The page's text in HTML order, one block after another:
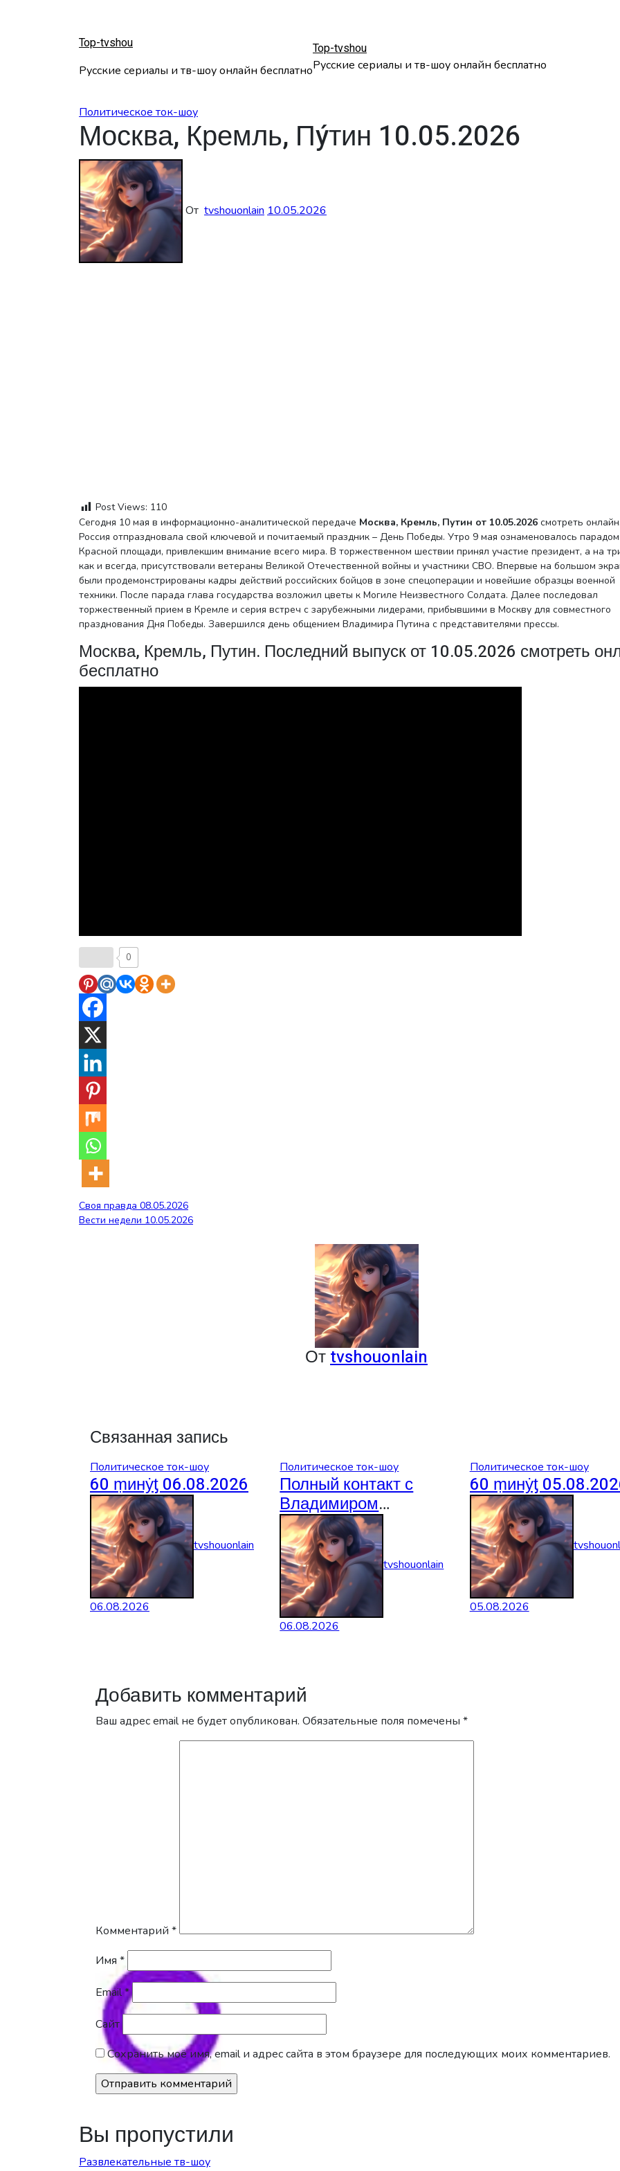
Top-tvshou
Русские сериалы и тв-шоу онлайн бесплатно
Top-tvshou
Русские сериалы и тв-шоу онлайн бесплатно
Политическое ток-шоу
Москва, Кремль, Пýтин 10.05.2026
От tvshouonlain 10.05.2026
Post Views: 110
Сегодня 10 мая в информационно-аналитической передаче Москва, Кремль, Путин от 10.05.2026 смотреть
Россия отпраздновала свой ключевой и почитаемый праздник – День Победы. Утро 9 мая ознаменовалось
Красной площади, привлекшим внимание всего мира. В торжественном шествии принял участие президент, а на
как и всегда, присутствовали ветераны Великой Отечественной войны и участники СВО. Впервые на большом
были продемонстрированы кадры действий российских бойцов в зоне спецоперации и новейшие образцы военной
техники. После парада глава государства возложил цветы к Могиле Неизвестного Солдата. Далее последовал
торжественный прием в Кремле и серия встреч с зарубежными лидерами, прибывшими в Москву для совместного
празднования Дня Победы. Завершился день общением Владимира Путина с представителями прессы.
Москва, Кремль, Путин. Последний выпуск от 10.05.2026 смотреть
бесплатно
0
Навигация
Своя правда 08.05.2026
Вести недели 10.05.2026
От tvshouonlain
Связанная запись
Политическое ток-шоу
60 ṃинẏƫ 06.08.2026
tvshouonlain
06.08.2026
Политическое ток-шоу
Полный контакт с
Владимиром
Соловьевым
06.08.2026
tvshouonlain
06.08.2026
Политическое ток-шоу
60 ṃинẏƫ
05.08.2026
Добавить комментарий
Ваш адрес email не будет опубликован. Обязательные поля помечены *
Комментарий *
Имя *
Email*
Сайт
Сохранить моё имя, email и адрес сайта в этом браузере для последующих моих комментариев.
Вы пропустили
Развлекательные тв-шоу